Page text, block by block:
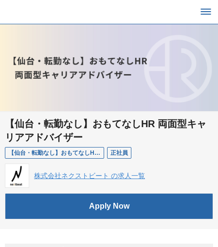
【仙台・転勤なし】おもてなしHR 両面型キャ
リアアドバイザー
【仙台・転勤なし】おもてなしHR 両面型キャリアアドバイザー 正社員
株式会社ネクストビート の求人一覧
Apply Now